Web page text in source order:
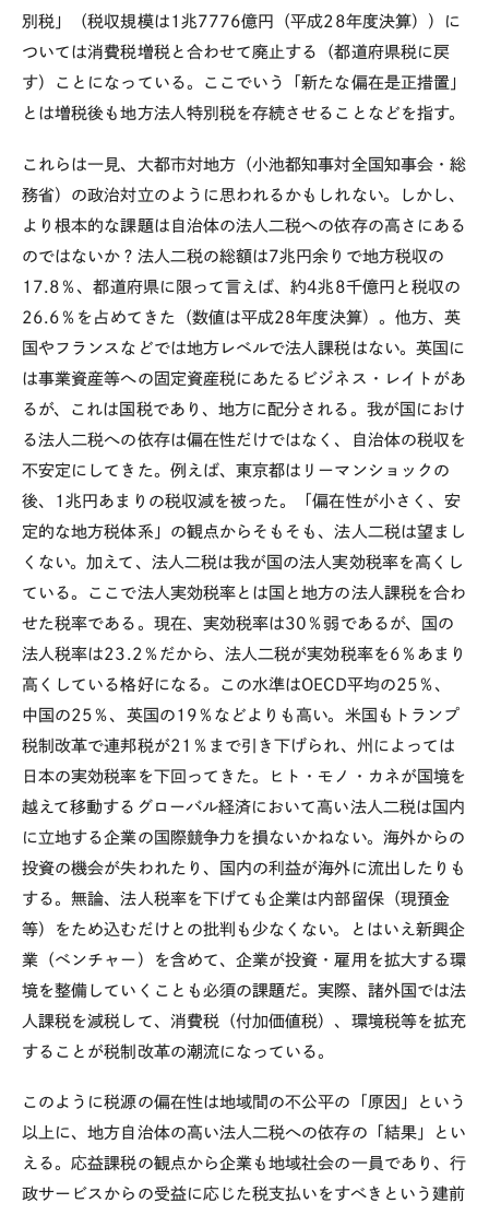
別税」（税収規模は1兆7776億円（平成28年度決算））に
ついては消費税増税と合わせて廃止する（都道府県税に戻
す）ことになっている。ここでいう「新たな偏在是正措置」
とは増税後も地方法人特別税を存続させることなどを指す。
これらは一見、大都市対地方（小池都知事対全国知事会・総
務省）の政治対立のように思われるかもしれない。しかし、
より根本的な課題は自治体の法人二税への依存の高さにある
のではないか？法人二税の総額は7兆円余りで地方税収の
17.8％、都道府県に限って言えば、約4兆8千億円と税収の
26.6％を占めてきた（数値は平成28年度決算）。他方、英
国やフランスなどでは地方レベルで法人課税はない。英国に
は事業資産等への固定資産税にあたるビジネス・レイトがあ
るが、これは国税であり、地方に配分される。我が国におけ
る法人二税への依存は偏在性だけではなく、自治体の税収を
不安定にしてきた。例えば、東京都はリーマンショックの
後、1兆円あまりの税収減を被った。「偏在性が小さく、安
定的な地方税体系」の観点からそもそも、法人二税は望まし
くない。加えて、法人二税は我が国の法人実効税率を高くし
ている。ここで法人実効税率とは国と地方の法人課税を合わ
せた税率である。現在、実効税率は30％弱であるが、国の
法人税率は23.2％だから、法人二税が実効税率を6％あまり
高くしている格好になる。この水準はOECD平均の25％、
中国の25％、英国の19％などよりも高い。米国もトランプ
税制改革で連邦税が21％まで引き下げられ、州によっては
日本の実効税率を下回ってきた。ヒト・モノ・カネが国境を
越えて移動するグローバル経済において高い法人二税は国内
に立地する企業の国際競争力を損ないかねない。海外からの
投資の機会が失われたり、国内の利益が海外に流出したりも
する。無論、法人税率を下げても企業は内部留保（現預金
等）をため込むだけとの批判も少なくない。とはいえ新興企
業（ベンチャー）を含めて、企業が投資・雇用を拡大する環
境を整備していくことも必須の課題だ。実際、諸外国では法
人課税を減税して、消費税（付加価値税）、環境税等を拡充
することが税制改革の潮流になっている。
このように税源の偏在性は地域間の不公平の「原因」という
以上に、地方自治体の高い法人二税への依存の「結果」とい
える。応益課税の観点から企業も地域社会の一員であり、行
政サービスからの受益に応じた税支払いをすべきという建前